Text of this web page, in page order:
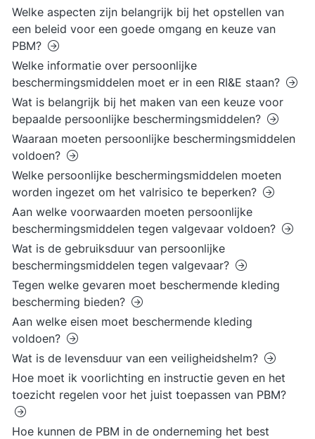
Welke aspecten zijn belangrijk bij het opstellen van
een beleid voor een goede omgang en keuze van
PBM?
Welke informatie over persoonlijke
beschermingsmiddelen moet er in een RI&E staan?
Wat is belangrijk bij het maken van een keuze voor
bepaalde persoonlijke beschermingsmiddelen?
Waaraan moeten persoonlijke beschermingsmiddelen
voldoen?
Welke persoonlijke beschermingsmiddelen moeten
worden ingezet om het valrisico te beperken?
Aan welke voorwaarden moeten persoonlijke
beschermingsmiddelen tegen valgevaar voldoen?
Wat is de gebruiksduur van persoonlijke
beschermingsmiddelen tegen valgevaar?
Tegen welke gevaren moet beschermende kleding
bescherming bieden?
Aan welke eisen moet beschermende kleding
voldoen?
Wat is de levensduur van een veiligheidshelm?
Hoe moet ik voorlichting en instructie geven en het
toezicht regelen voor het juist toepassen van PBM?
Hoe kunnen de PBM in de onderneming het best